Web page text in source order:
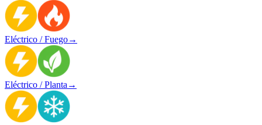
Eléctrico / Fuego→
Eléctrico / Planta →